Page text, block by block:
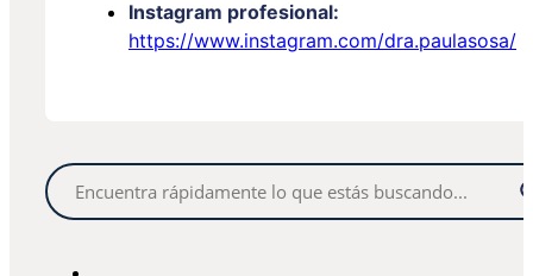
Instagram profesional:
https://www.instagram.com/dra.paulasosa/